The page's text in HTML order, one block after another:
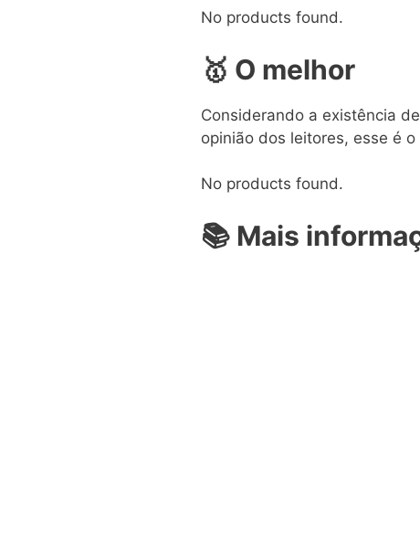
No products found.
🥇 O melhor
Considerando a existência
opinião dos leitores, esse é
No products found.
📚 Mais